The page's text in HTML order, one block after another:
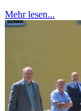
Mehr lesen...